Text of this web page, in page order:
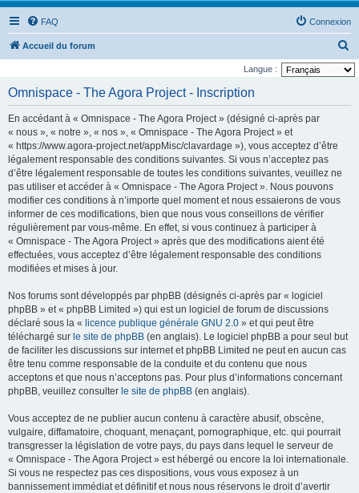
FAQ Connexion
Accueil du forum
e
Langue :
Omnispace - The Agora Project - Inscription
En accédant à « Omnispace - The Agora Project » (désigné ci-après par
« nous », « notre », « nos », « Omnispace - The Agora Project » et
« https://www.agora-project.net/appMisc/clavardage »), vous acceptez d’être
légalement responsable des conditions suivantes. Si vous n’acceptez pas
d’être légalement responsable de toutes les conditions suivantes, veuillez ne
pas utiliser et accéder à « Omnispace - The Agora Project ». Nous pouvons
modifier ces conditions à n’importe quel moment et nous essaierons de vous
informer de ces modifications, bien que nous vous conseillons de vérifier
régulièrement par vous-même. En effet, si vous continuez à participer à
« Omnispace - The Agora Project » après que des modifications aient été
effectuées, vous acceptez d’être légalement responsable des conditions
modifiées et mises à jour.
Nos forums sont développés par phpBB (désignés ci-après par « logiciel
phpBB » et « phpBB Limited ») qui est un logiciel de forum de discussions
déclaré sous la « licence publique générale GNU 2.0 » et qui peut être
téléchargé sur le site de phpBB (en anglais). Le logiciel phpBB a pour seul but
de faciliter les discussions sur internet et phpBB Limited ne peut en aucun cas
être tenu comme responsable de la conduite et du contenu que nous
acceptons et que nous n’acceptons pas. Pour plus d’informations concernant
phpBB, veuillez consulter le site de phpBB (en anglais).
Vous acceptez de ne publier aucun contenu à caractère abusif, obscène,
vulgaire, diffamatoire, choquant, menaçant, pornographique, etc. qui pourrait
transgresser la législation de votre pays, du pays dans lequel le serveur de
« Omnispace - The Agora Project » est hébergé ou encore la loi internationale.
Si vous ne respectez pas ces dispositions, vous vous exposez à un
bannissement immédiat et définitif et nous nous réservons le droit d’avertir